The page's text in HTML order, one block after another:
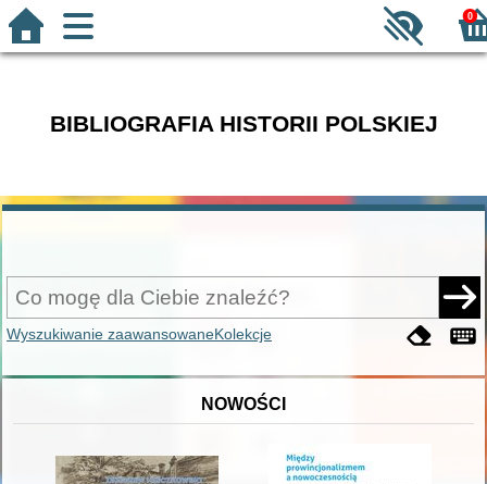
0
BIBLIOGRAFIA HISTORII POLSKIEJ
Wyszukiwanie zaawansowaneKolekcje
NOWOŚCI